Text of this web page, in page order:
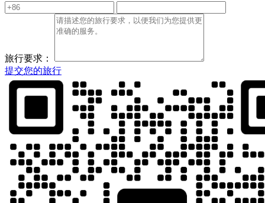
旅行要求：
提交您的旅行